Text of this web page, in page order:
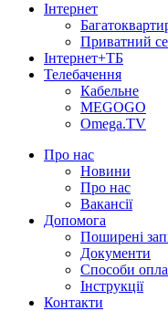
Інтернет
Приватний
Інтернет+ТБ
Телебачення
Кабельне
MEGOGO
Omega.TV
Про нас
Новини
Про нас
Вакансії
Допомога
Поширені
Документи
Способи
Інструкції
Контакти